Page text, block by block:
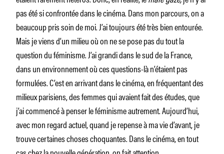
pas été si confrontée dans le cinéma. Dans mon parcours, on a
beaucoup pris soin de moi. J’ai toujours été très bien entourée.
Mais je viens d’un milieu où on ne se pose pas du tout la
question du féminisme. J’ai grandi dans le sud de la France,
dans un environnement où ces questions-là n’étaient pas
formulées. C’est en arrivant dans le cinéma, en fréquentant des
milieux parisiens, des femmes qui avaient fait des études, que
j’ai commencé à penser le féminisme autrement. Aujourd’hui,
avec mon regard actuel, quand je repense à ma vie d’avant, je
trouve certaines choses choquantes. Dans le cinéma, en tout